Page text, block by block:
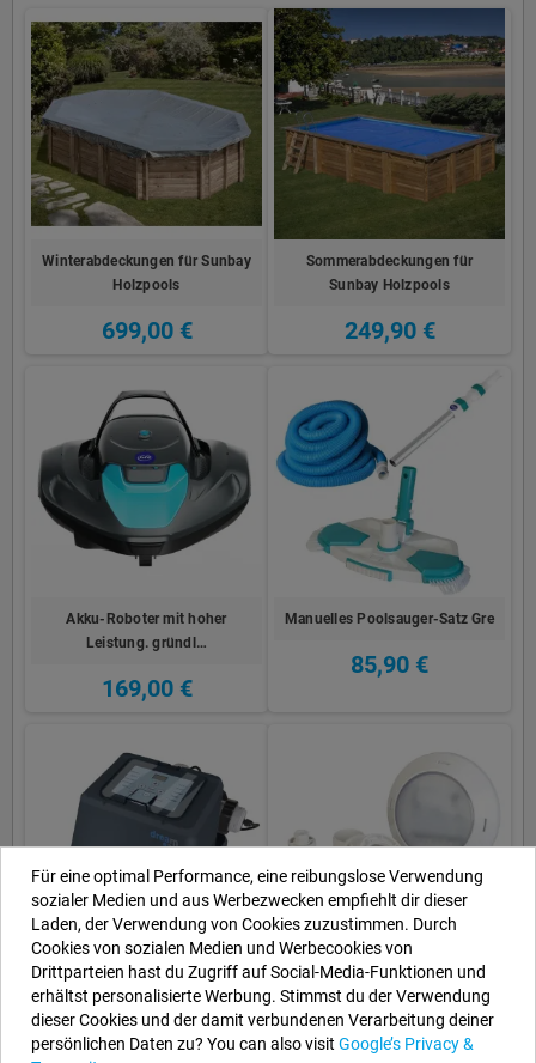
Winterabdeckungen für Sunbay
Holzpools
699,00 €
Sommerabdeckungen für
Sunbay Holzpools
249,90 €
Akku-Roboter mit hoher
Leistung. gründl…
169,00 €
Manuelles Poolsauger-Satz Gre
85,90 €
Salz Chlorinator für
Aufstellpools bis …
299,00 €
LED-Strahler für Holz- oder
WPC-Pools P…
306,23 €
Für eine optimal Performance, eine reibungslose Verwendung
sozialer Medien und aus Werbezwecken empfiehlt dir dieser
Laden, der Verwendung von Cookies zuzustimmen. Durch
Cookies von sozialen Medien und Werbecookies von
Drittparteien hast du Zugriff auf Social-Media-Funktionen und
erhältst personalisierte Werbung. Stimmst du der Verwendung
dieser Cookies und der damit verbundenen Verarbeitung deiner
persönlichen Daten zu? You can also visit Google’s Privacy &